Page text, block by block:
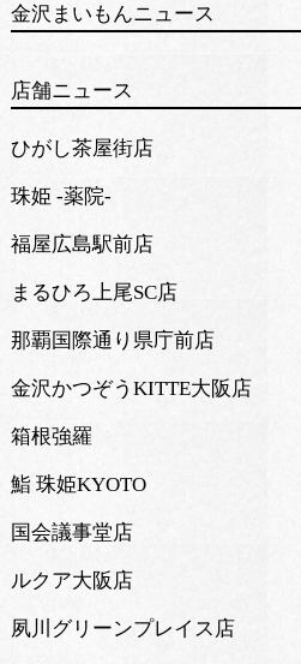
金沢まいもんニュース
店舗ニュース
ひがし茶屋街店
珠姫 -薬院-
福屋広島駅前店
まるひろ上尾SC店
那覇国際通り県庁前店
金沢かつぞうKITTE大阪店
箱根強羅
鮨 珠姫KYOTO
国会議事堂店
ルクア大阪店
夙川グリーンプレイス店